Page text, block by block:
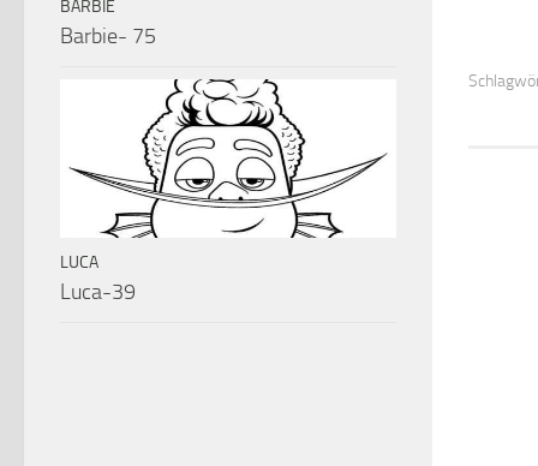
BARBIE
Barbie- 75
LUCA
Luca-39